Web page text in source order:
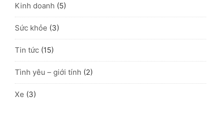
Kinh doanh (5)
Sức khỏe (3)
Tin tức (15)
Tình yêu – giới tính (2)
Xe (3)